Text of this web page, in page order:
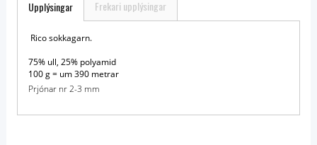
Upplýsingar Frekari upplýsingar
Rico sokkagarn.
75% ull, 25% polyamid
100 g = um 390 metrar
Prjónar nr 2-3 mm